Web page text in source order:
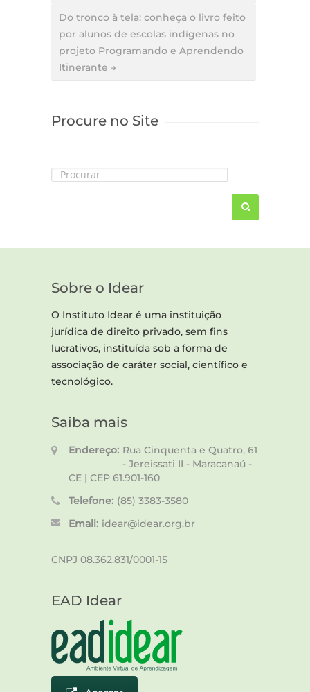
Do tronco à tela: conheça o livro feito
por alunos de escolas indígenas no
projeto Programando e Aprendendo
Itinerante →
Procure no Site
Sobre o Idear
O Instituto Idear é uma instituição
jurídica de direito privado, sem fins
lucrativos, instituída sob a forma de
associação de caráter social, científico e
tecnológico.
Saiba mais
Endereço: Rua Cinquenta e Quatro, 61
- Jereissati II - Maracanaú -
CE | CEP 61.901-160
Telefone: (85) 3383-3580
Email: idear@idear.org.br
CNPJ 08.362.831/0001-15
EAD Idear